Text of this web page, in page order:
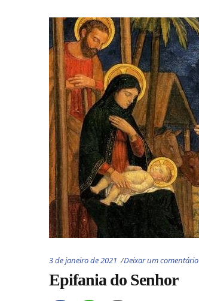
3 de janeiro de 2021 Deixar um comentário
Epifania do Senhor